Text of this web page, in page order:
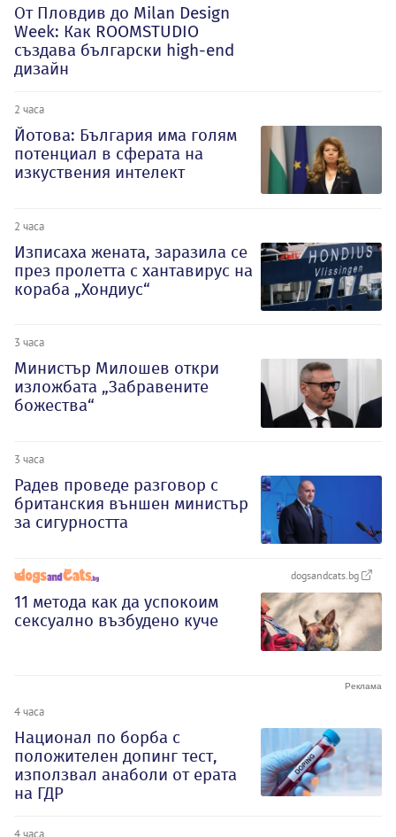
От Пловдив до Milan Design
Week: Как ROOMSTUDIO
създава български high-end
дизайн
2 часа
Йотова: България има голям
потенциал в сферата на
изкуствения интелект
2 часа
Изписаха жената, заразила се
през пролетта с хантавирус на
кораба „Хондиус“
3 часа
Министър Милошев откри
изложбата „Забравените
божества“
3 часа
Радев проведе разговор с
британския външен министър
за сигурността
dogsandcats.bg
11 метода как да успокоим
сексуално възбудено куче
4 часа
Национал по борба с
положителен допинг тест,
използвал анаболи от ерата
на ГДР
4 часа